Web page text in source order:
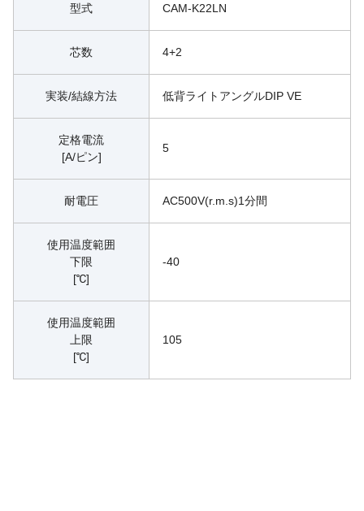
型式 CAM-K22LN
芯数 4+2
実装/結線方法 低背ライトアングルDIP VE
定格電流
[A/ピン]
5
耐電圧 AC500V(r.m.s)1分間
使用温度範囲
下限
[℃]
-40
使用温度範囲
上限
[℃]
105